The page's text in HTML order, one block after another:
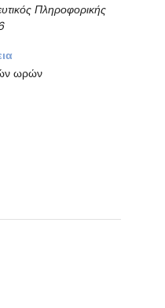
Πληροφορικής
ωρών